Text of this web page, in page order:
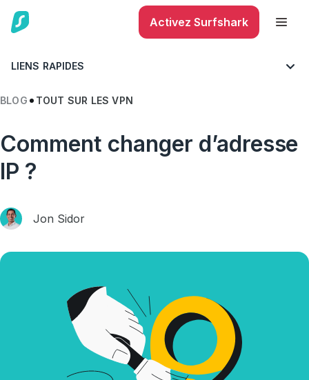
Activez Surfshark
LIENS RAPIDES
BLOG TOUT SUR LES VPN
Comment changer d’adresse
IP ?
Jon Sidor